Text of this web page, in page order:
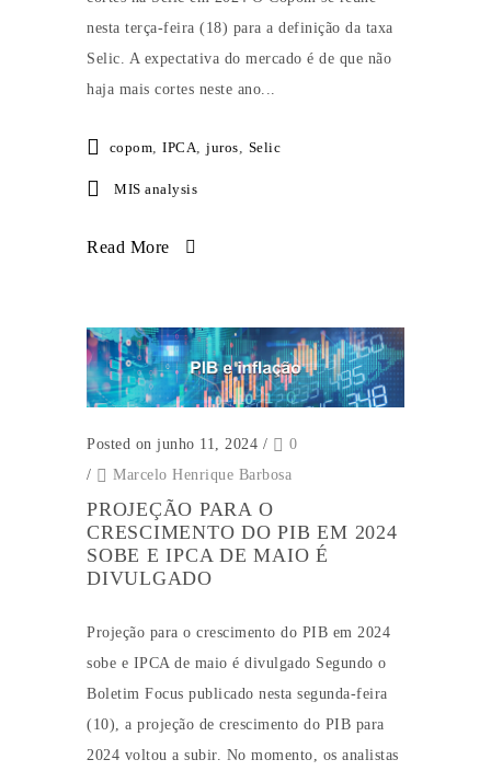
nesta terça-feira (18) para a definição da taxa
Selic. A expectativa do mercado é de que não
haja mais cortes neste ano...
copom IPCA juros Selic
MIS analysis
Read More
Posted on junho 11, 2024 /
0
/
Marcelo Henrique Barbosa
PROJEÇÃO PARA O
CRESCIMENTO DO PIB EM 2024
SOBE E IPCA DE MAIO É
DIVULGADO
Projeção para o crescimento do PIB em 2024
sobe e IPCA de maio é divulgado Segundo o
Boletim Focus publicado nesta segunda-feira
(10), a projeção de crescimento do PIB para
2024 voltou a subir. No momento, os analistas